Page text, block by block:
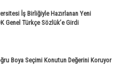
İş Birliğiyle Hazırlanan Yeni
Genel Türkçe Sözlük’e Girdi
Boya Seçimi Konutun Değerini Koruyor